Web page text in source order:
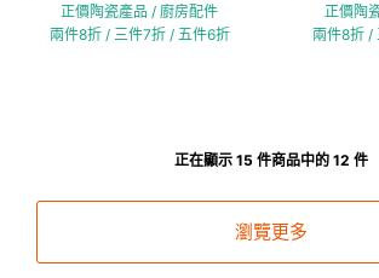
正價陶瓷產品 / 廚房配件
兩件8折 / 三件7折 / 五件6折
正價陶
兩件8折 /
正在顯示 15 件商品中的 12 件
瀏覽更多